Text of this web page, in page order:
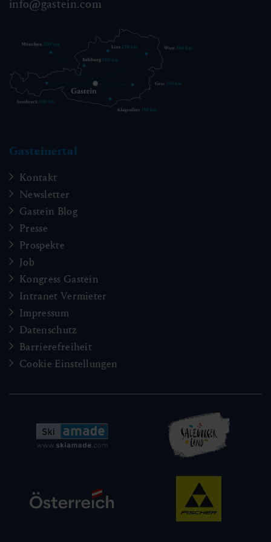
info@gastein.com
Gasteinertal
Kontakt
Newsletter
Gastein Blog
Presse
Prospekte
Job
Kongress Gastein
Intranet Vermieter
Impressum
Datenschutz
Barrierefreiheit
Cookie Einstellungen